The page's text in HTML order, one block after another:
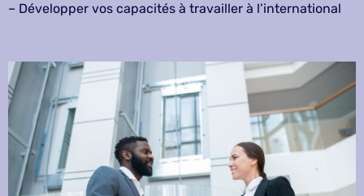
– Développer vos capacités à travailler à l’international